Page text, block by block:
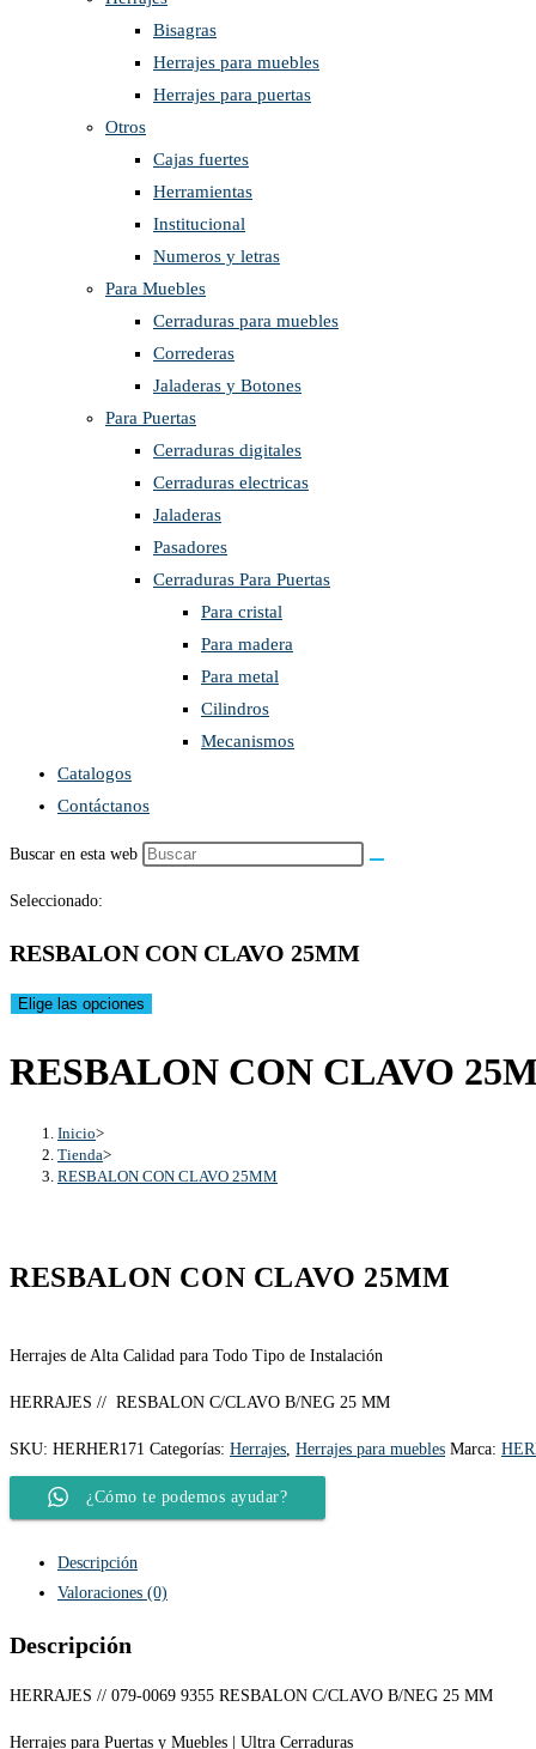
Bisagras
Herrajes para muebles
Herrajes para puertas
Otros
Cajas fuertes
Herramientas
Institucional
Numeros y letras
Para Muebles
Cerraduras para muebles
Correderas
Jaladeras y Botones
Para Puertas
Cerraduras digitales
Cerraduras electricas
Jaladeras
Pasadores
Cerraduras Para Puertas
Para cristal
Para madera
Para metal
Cilindros
Mecanismos
Catalogos
Contáctanos
Buscar en esta web
Seleccionado:
RESBALON CON CLAVO 25MM
Elige las opciones
RESBALON CON CLAVO
Inicio>
Tienda>
RESBALON CON CLAVO 25MM
RESBALON CON CLAVO 25MM
Herrajes de Alta Calidad para Todo Tipo de Instalación
HERRAJES // RESBALON C/CLAVO B/NEG 25 MM
SKU: HERHER171 Categorías: Herrajes Herrajes para muebles Marca:
¿Cómo te podemos ayudar?
Descripción
Valoraciones (0)
Descripción
HERRAJES // 079-0069 9355 RESBALON C/CLAVO B/NEG 25 MM
Herrajes para Puertas y Muebles | Ultra Cerraduras